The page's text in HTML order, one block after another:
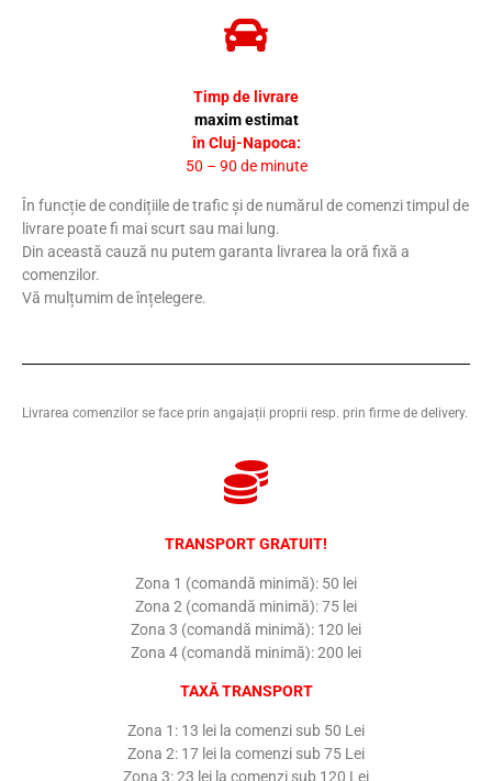
Timp de livrare
maxim estimat
în Cluj-Napoca:
50 – 90 de minute
În funcție de condițiile de trafic și de numărul de comenzi timpul de
livrare poate fi mai scurt sau mai lung.
Din această cauză nu putem garanta livrarea la oră fixă a
comenzilor.
Vă mulțumim de înțelegere.
Livrarea comenzilor se face prin angajații proprii resp. prin firme de delivery.
TRANSPORT GRATUIT!
Zona 1 (comandă minimă): 50 lei
Zona 2 (comandă minimă): 75 lei
Zona 3 (comandă minimă): 120 lei
Zona 4 (comandă minimă): 200 lei
TAXĂ TRANSPORT
Zona 1: 13 lei la comenzi sub 50 Lei
Zona 2: 17 lei la comenzi sub 75 Lei
Zona 3: 23 lei la comenzi sub 120 Lei